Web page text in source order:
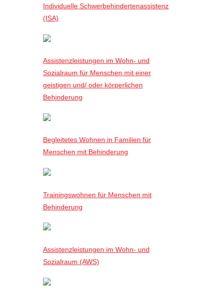
Individuelle Schwerbehindertenassistenz
(ISA)
Assistenzleistungen im Wohn- und
Sozialraum für Menschen mit einer
geistigen und/ oder körperlichen
Behinderung
Begleitetes Wohnen in Familien für
Menschen mit Behinderung
Trainingswohnen für Menschen mit
Behinderung
Assistenzleistungen im Wohn- und
Sozialraum (AWS)